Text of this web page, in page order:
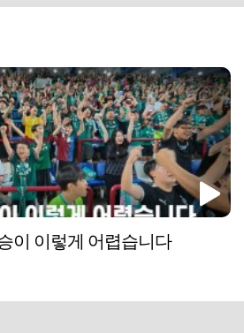
이 이렇게 어렵습니다